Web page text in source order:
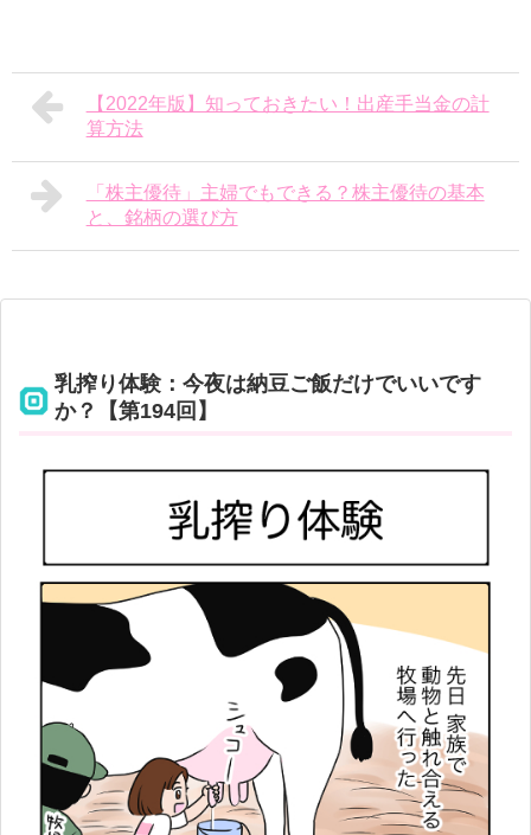
【2022年版】知っておきたい！出産手当金の計
算方法
「株主優待」主婦でもできる？株主優待の基本
と、銘柄の選び方
乳搾り体験：今夜は納豆ご飯だけでいいです
か？【第194回】